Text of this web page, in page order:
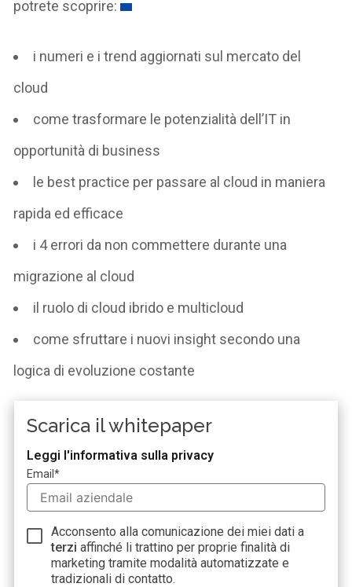
potrete scoprire:
i numeri e i trend aggiornati sul mercato del
cloud
come trasformare le potenzialità dell’IT in
opportunità di business
le best practice per passare al cloud in maniera
rapida ed efficace
i 4 errori da non commettere durante una
migrazione al cloud
il ruolo di cloud ibrido e multicloud
come sfruttare i nuovi insight secondo una
logica di evoluzione costante
Scarica il whitepaper
Leggi l'informativa sulla privacy
Email*
Acconsento alla comunicazione dei miei dati a
terzi affinché li trattino per proprie finalità di
marketing tramite modalità automatizzate e
tradizionali di contatto.